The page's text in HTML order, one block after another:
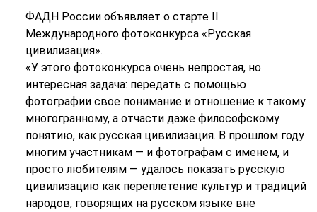
ФАДН России объявляет о старте II
Международного фотоконкурса «Русская
цивилизация».
«У этого фотоконкурса очень непростая, но
интересная задача: передать с помощью
фотографии свое понимание и отношение к такому
многогранному, а отчасти даже философскому
понятию, как русская цивилизация. В прошлом году
многим участникам — и фотографам с именем, и
просто любителям — удалось показать русскую
цивилизацию как переплетение культур и традиций
народов, говорящих на русском языке вне